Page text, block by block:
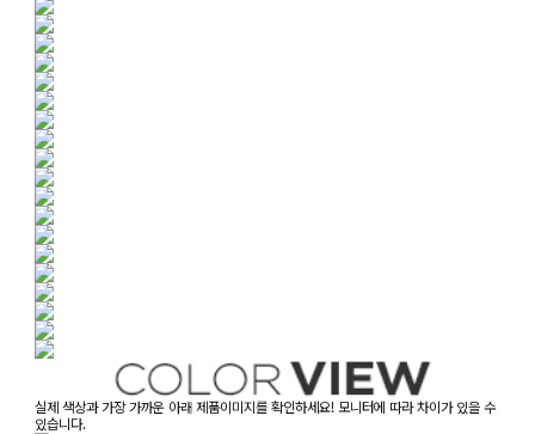
실제 색상과 가장 가까운 아래 제품이미지를 확인하세요! 모니터에 따라 차이가 있을 수
있습니다.